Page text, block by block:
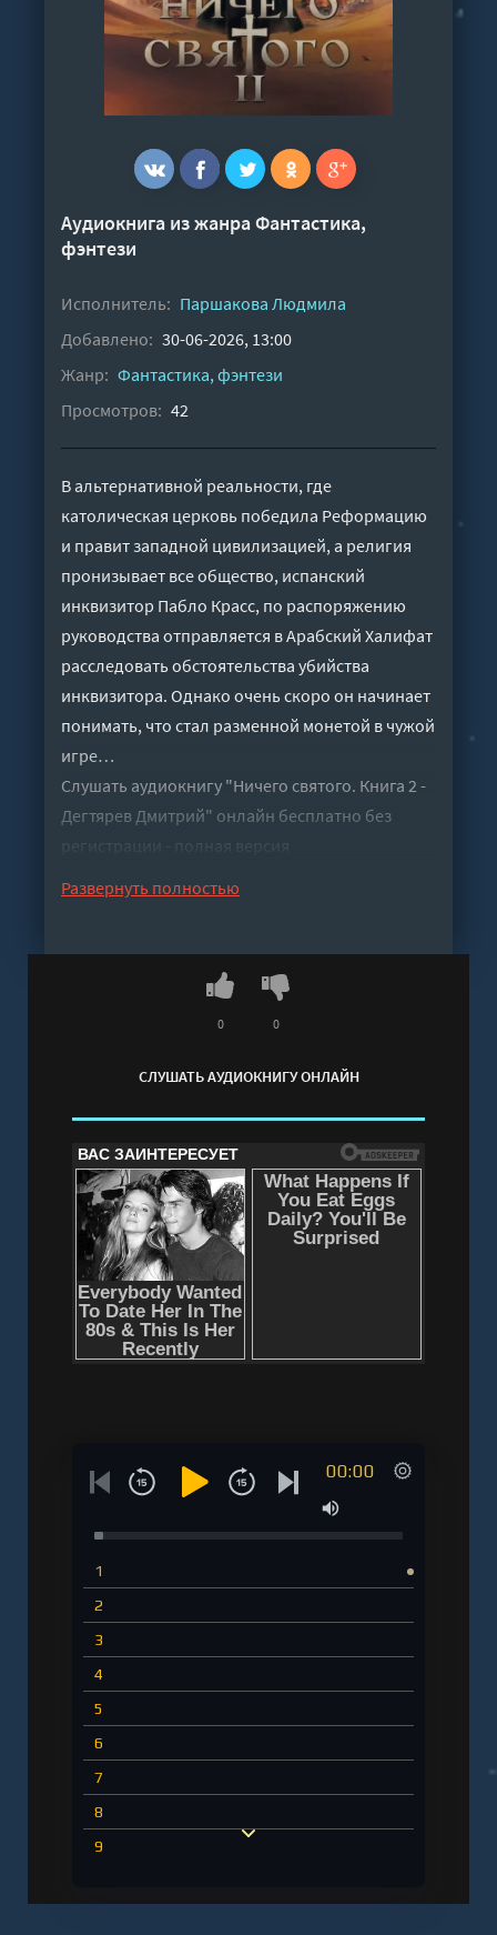
Аудиокнига из жанраФантастика,
фэнтези
Исполнитель: Паршакова Людмила
Добавлено: 30-06-2026, 13:00
Жанр: Фантастика, фэнтези
Просмотров: 42
В альтернативной реальности, где
католическая церковь победила Реформацию
и правит западной цивилизацией, а религия
пронизывает все общество, испанский
инквизитор Пабло Красс, по распоряжению
руководства отправляется в Арабский Халифат
расследовать обстоятельства убийства
инквизитора. Однако очень скоро он начинает
понимать, что стал разменной монетой в чужой
игре…
Слушать аудиокнигу "Ничего святого. Книга 2 -
Дегтярев Дмитрий" онлайн бесплатно без
регистрации - полная версия
Развернуть полностью
СЛУШАТЬ АУДИОКНИГУ ОНЛАЙН
0 0
00:00
1
2
3
4
5
6
7
8
9